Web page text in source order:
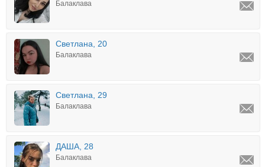
Балаклава
Светлана, 20
Балаклава
Светлана, 29
Балаклава
ДАША, 28
Балаклава